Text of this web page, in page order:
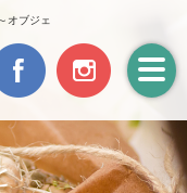
オブジェ